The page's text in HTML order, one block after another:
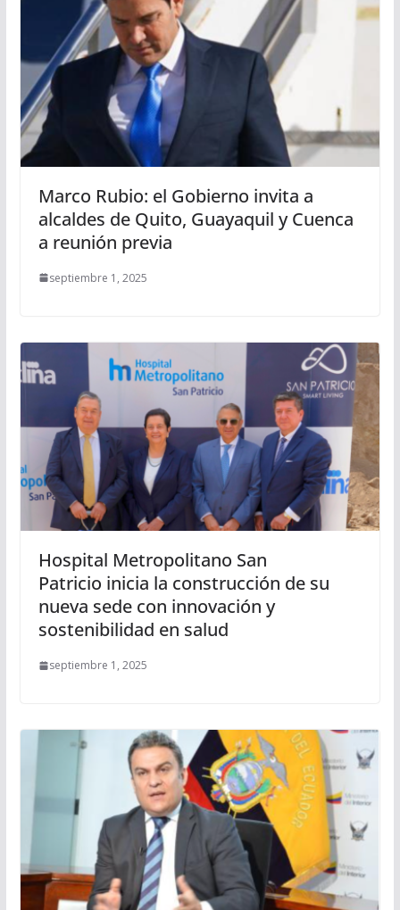
Marco Rubio: el Gobierno invita a
alcaldes de Quito, Guayaquil y Cuenca
a reunión previa
septiembre 1, 2025
Hospital Metropolitano San
Patricio inicia la construcción de su
nueva sede con innovación y
sostenibilidad en salud
septiembre 1, 2025